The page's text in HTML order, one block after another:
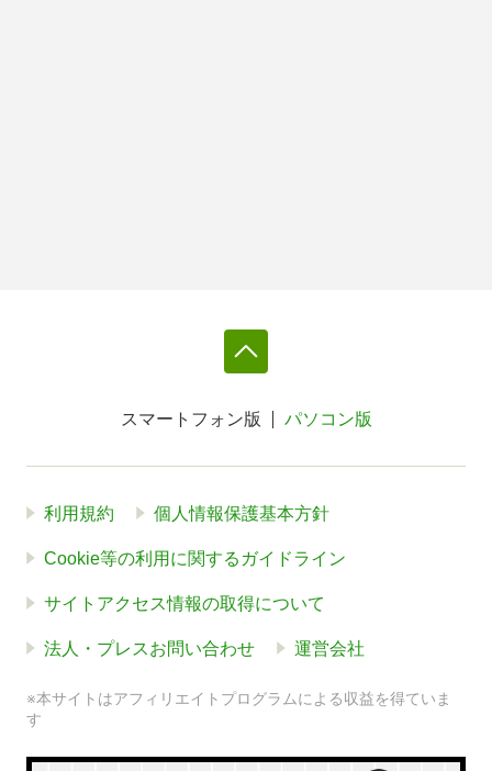
スマートフォン版 パソコン版
利用規約 個人情報保護基本方針
Cookie等の利用に関するガイドライン
サイトアクセス情報の取得について
法人・プレスお問い合わせ 運営会社
※本サイトはアフィリエイトプログラムによる収益を得ていま
す